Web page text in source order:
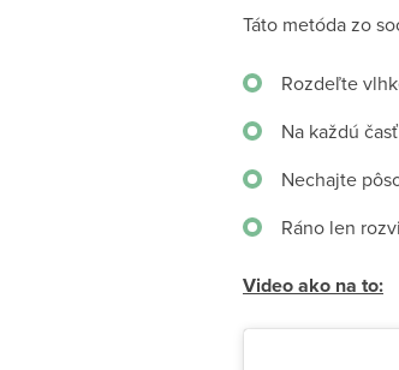
Táto metóda zo
Rozdeľte
Na každú
Nechajte
Ráno len
Video ako na to: